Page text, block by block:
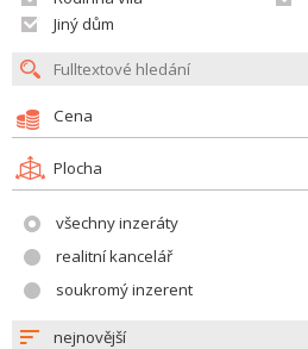
Jiný dům
Cena
Plocha
všechny inzeráty
realitní kancelář
soukromý inzerent
nejnovější